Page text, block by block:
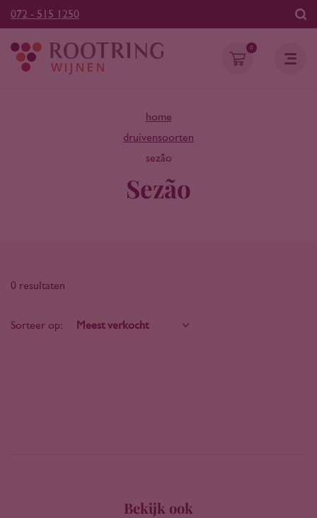
072 - 515 1250
0
home
druivensoorten
sezão
Sezão
0 resultaten
Sorteer op:
Bekijk ook